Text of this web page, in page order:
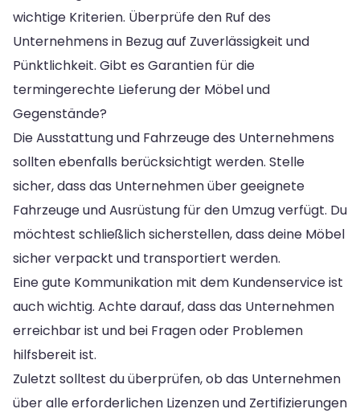
wichtige Kriterien. Überprüfe den Ruf des
Unternehmens in Bezug auf Zuverlässigkeit und
Pünktlichkeit. Gibt es Garantien für die
termingerechte Lieferung der Möbel und
Gegenstände?
Die Ausstattung und Fahrzeuge des Unternehmens
sollten ebenfalls berücksichtigt werden. Stelle
sicher, dass das Unternehmen über geeignete
Fahrzeuge und Ausrüstung für den Umzug verfügt. Du
möchtest schließlich sicherstellen, dass deine Möbel
sicher verpackt und transportiert werden.
Eine gute Kommunikation mit dem Kundenservice ist
auch wichtig. Achte darauf, dass das Unternehmen
erreichbar ist und bei Fragen oder Problemen
hilfsbereit ist.
Zuletzt solltest du überprüfen, ob das Unternehmen
über alle erforderlichen Lizenzen und Zertifizierungen